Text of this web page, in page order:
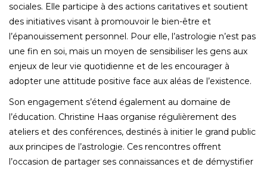
sociales. Elle participe à des actions caritatives et soutient
des initiatives visant à promouvoir le bien-être et
l’épanouissement personnel. Pour elle, l’astrologie n’est pas
une fin en soi, mais un moyen de sensibiliser les gens aux
enjeux de leur vie quotidienne et de les encourager à
adopter une attitude positive face aux aléas de l’existence.
Son engagement s’étend également au domaine de
l’éducation. Christine Haas organise régulièrement des
ateliers et des conférences, destinés à initier le grand public
aux principes de l’astrologie. Ces rencontres offrent
l’occasion de partager ses connaissances et de démystifier